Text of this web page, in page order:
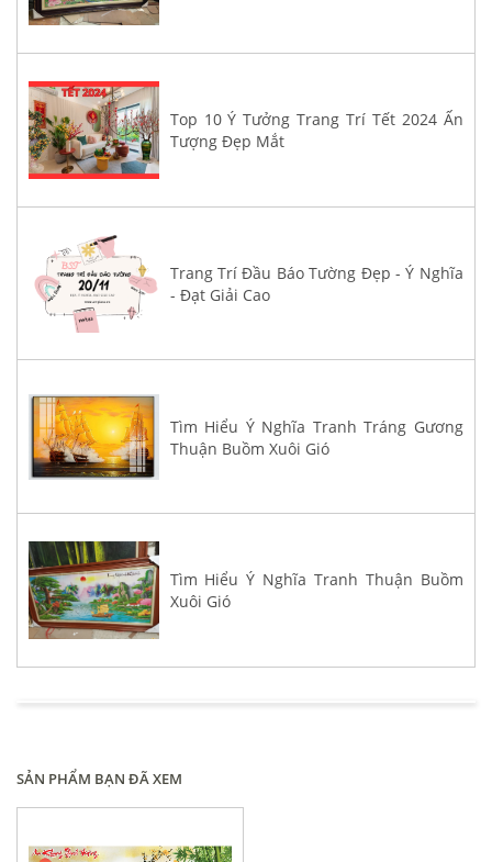
Top 10 Ý Tưởng Trang Trí Tết 2024 Ấn
Tượng Đẹp Mắt
Trang Trí Đầu Báo Tường Đẹp - Ý Nghĩa
- Đạt Giải Cao
Tìm Hiểu Ý Nghĩa Tranh Tráng Gương
Thuận Buồm Xuôi Gió
Tìm Hiểu Ý Nghĩa Tranh Thuận Buồm
Xuôi Gió
SẢN PHẨM BẠN ĐÃ XEM